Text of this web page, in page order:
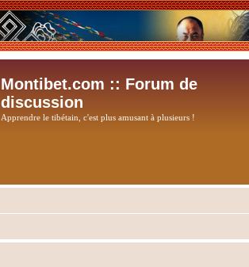
Montibet.com :: Forum de
discussion
Apprendre le tibétain, c'est plus amusant à plusieurs !